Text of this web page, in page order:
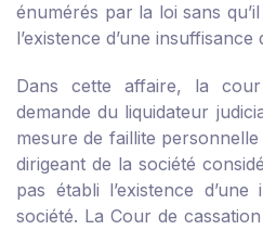
énumérés par la loi sans
l’existence d’une insuffisance
Dans cette affaire, la
demande du liquidateur
mesure de faillite
dirigeant de la société
pas établi l’existence
société. La Cour de